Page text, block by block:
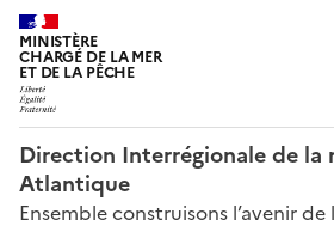
MINISTÈRE
CHARGÉ DE LA MER
ET DE LA PÊCHE
Direction Interrégionale de la
Atlantique
Ensemble construisons l’avenir de